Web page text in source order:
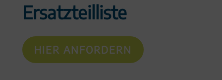
Ersatzteilliste
HIER ANFORDERN